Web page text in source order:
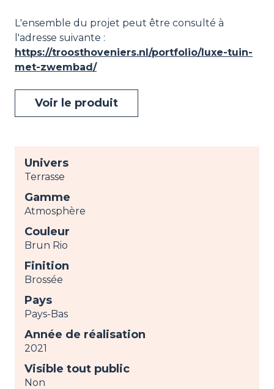
L'ensemble du projet peut être consulté à
l'adresse suivante :
https://troosthoveniers.nl/portfolio/luxe-tuin-
met-zwembad/
Voir le produit
Univers
Terrasse
Gamme
Atmosphère
Couleur
Brun Rio
Finition
Brossée
Pays
Pays-Bas
Année de réalisation
2021
Visible tout public
Non